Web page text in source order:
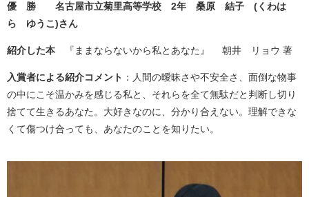
優 勝 名古屋市立菊里高等学校 2年 桑原 結子 (くわは
ら ゆうこ)さん
紹介した本 『ままならないから私とあなた』 朝井 リョウ 著
入賞者による紹介コメント ：人間の曖昧さや不安全さ、面倒な物事
の中にこそ温かみを感じる私と、それらを全て無駄だと判断し切り
捨てて生きるあなた。大好きなのに、分かり合えない。理解できな
くて傷つけ合っても、あなたのことを知りたい。